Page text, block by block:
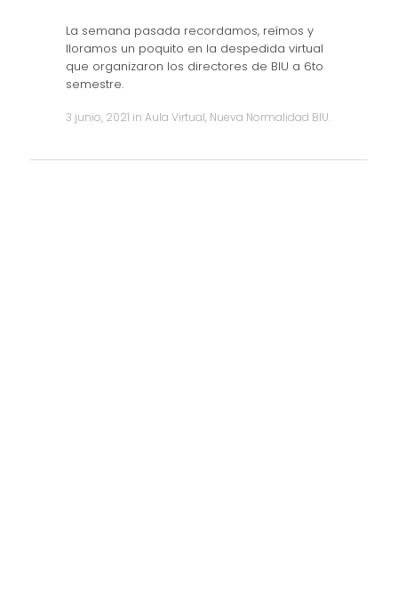
La semana pasada recordamos, reímos y
lloramos un poquito en la despedida virtual
que organizaron los directores de BIU a 6to
semestre.
3 junio, 2021 in Aula Virtual, Nueva Normalidad BIU.